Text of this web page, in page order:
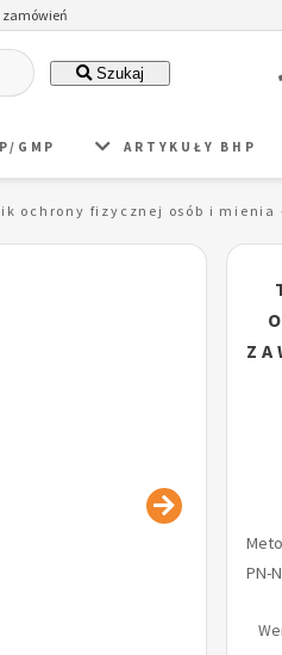
Szukaj
GMP ARTYKUŁY BHP
ochrony fizycznej osób i mienia
PN-